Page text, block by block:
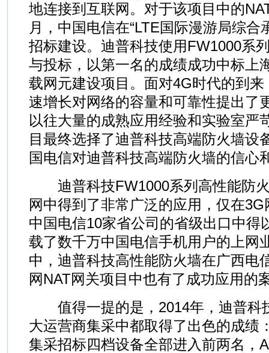
地连接到互联网。对于该项目中的
月，中国电信在“LTE国际漫游局综合
招标建设。迪普科技使用FW1000系
与投标，以第一名的成绩成功中标上
载网元建设项目。面对4G时代的到
速增长对网络的容量和可靠性提出了
以往大量的成熟应用经验和实验室严
目最终选择了迪普科技高端防火墙设
国电信对迪普科技高端防火墙的信心
迪普科技FW1000系列高性能防火
网中得到了非常广泛的应用，仅在
中国电信10家省公司的省级出口中得
载了数千万中国电信手机用户的上网
中，迪普科技高性能防火墙在广西电
网NAT网关项目中也有了成功应用的
值得一提的是，2014年，迪普科
大运营商集采中都取得了出色的成绩
集采招标四档设备全部进入前两名，